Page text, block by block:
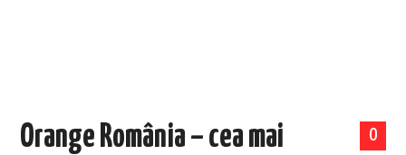
0
Orange România – cea mai